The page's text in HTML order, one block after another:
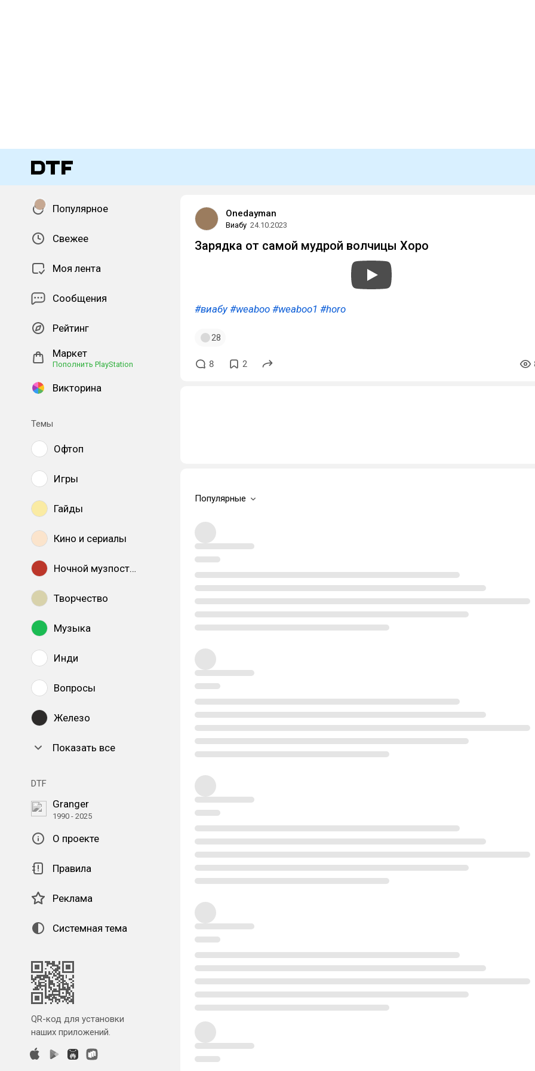
Популярное
Свежее
Моя лента
Сообщения
Рейтинг
Маркет
Пополнить PlayStation
Викторина
Темы
Офтоп
Игры
Гайды
Кино и сериалы
Ночной музпостинг
Творчество
Музыка
Инди
Вопросы
Железо
Показать все
DTF
Granger
1990 - 2025
О проекте
Правила
Реклама
Системная тема
QR-код для установки
наших приложений.
Onedayman
Виабу 24.10.2023
Зарядка от самой мудрой волчицы Хоро
#виабу #weaboo #weaboo1 #horo
28
8 2
Популярные